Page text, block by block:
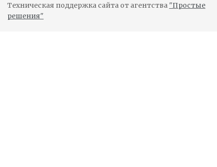
Техническая поддержка сайта от агентства "Простые
решения"